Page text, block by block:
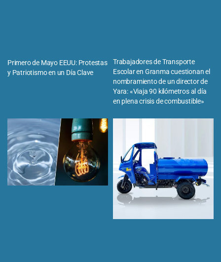
Primero de Mayo EEUU: Protestas
y Patriotismo en un Día Clave
Trabajadores de Transporte
Escolar en Granma cuestionan el
nombramiento de un director de
Yara: «Viaja 90 kilómetros al día
en plena crisis de combustible»